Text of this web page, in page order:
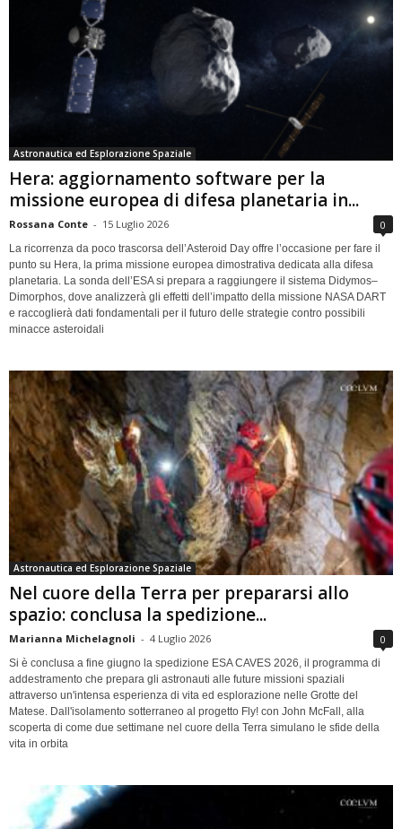
Astronautica ed Esplorazione Spaziale
Hera: aggiornamento software per la
missione europea di difesa planetaria in...
Rossana Conte - 15 Luglio 2026 0
La ricorrenza da poco trascorsa dell’Asteroid Day offre l’occasione per fare il
punto su Hera, la prima missione europea dimostrativa dedicata alla difesa
planetaria. La sonda dell’ESA si prepara a raggiungere il sistema Didymos–
Dimorphos, dove analizzerà gli effetti dell’impatto della missione NASA DART
e raccoglierà dati fondamentali per il futuro delle strategie contro possibili
minacce asteroidali
Astronautica ed Esplorazione Spaziale
Nel cuore della Terra per prepararsi allo
spazio: conclusa la spedizione...
Marianna Michelagnoli - 4 Luglio 2026 0
Si è conclusa a fine giugno la spedizione ESA CAVES 2026, il programma di
addestramento che prepara gli astronauti alle future missioni spaziali
attraverso un'intensa esperienza di vita ed esplorazione nelle Grotte del
Matese. Dall'isolamento sotterraneo al progetto Fly! con John McFall, alla
scoperta di come due settimane nel cuore della Terra simulano le sfide della
vita in orbita